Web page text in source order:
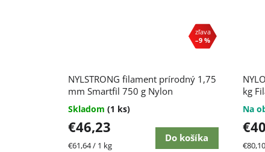
–9 %
NYLSTRONG filament prírodný 1,75
mm Smartfil 750 g Nylon
Skladom (1 ks)
€46,23
Jednotková
€61,64 / 1 kg
Do košíka
kg
Na